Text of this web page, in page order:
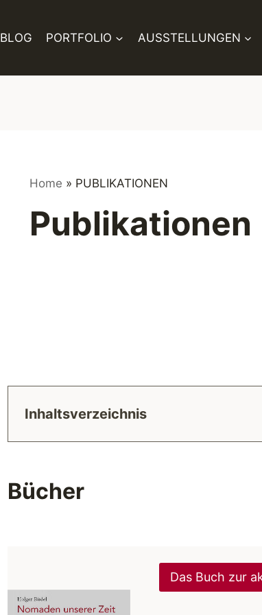
BLOG PORTFOLIO AUSSTELLUNGEN
Home » PUBLIKATIONEN
Publikationen
Inhaltsverzeichnis
Bücher
Das Buch zur